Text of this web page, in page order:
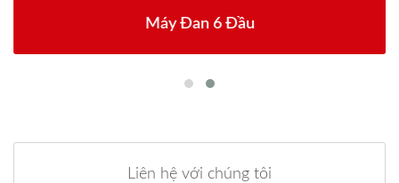
Máy Đan 6 Đầu
Liên hệ với chúng tôi